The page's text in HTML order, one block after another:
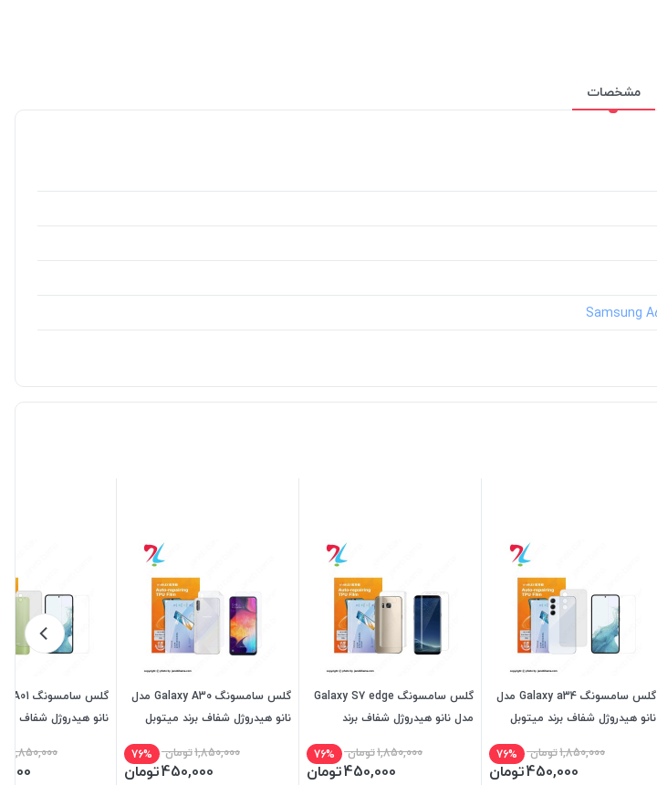
مشخصات
گلس سامسونگ Galaxy a34 مدل
نانو هیدروژل شفاف برند میتوبل
1,850,000تومان 76%
450,000تومان
گلس سامسونگ Galaxy S7 edge
مدل نانو هیدروژل شفاف برند
1,850,000تومان 76%
450,000تومان
گلس سامسونگ Galaxy A30 مدل
نانو هیدروژل شفاف برند میتوبل
1,850,000تومان 76%
450,000تومان
نانو هیدروژل شفاف
1,850,000